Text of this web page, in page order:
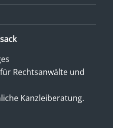
Rechtsanwälte und
Kanzleiberatung.